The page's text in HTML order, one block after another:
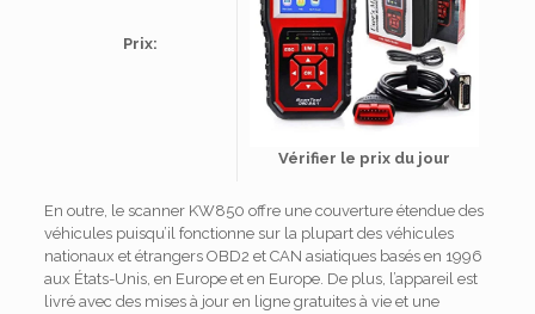
Prix:
Vérifier le prix du jour
En outre, le scanner KW850 offre une couverture étendue des
véhicules puisqu’il fonctionne sur la plupart des véhicules
nationaux et étrangers OBD2 et CAN asiatiques basés en 1996
aux États-Unis, en Europe et en Europe. De plus, l’appareil est
livré avec des mises à jour en ligne gratuites à vie et une